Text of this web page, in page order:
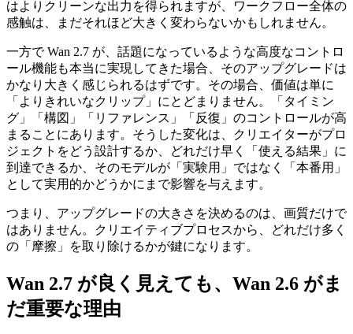
はよりクリーンな出力を得られますが、ワークフロー全体の
感触は、まだそれほど大きく変わらないかもしれません。
一方で Wan 2.7 が、話題になっているような高度なコントロ
ール機能も本当に実現してきた場合、そのアップグレードは
かなり大きく感じられるはずです。その場合、価値は単に
「よりきれいなクリップ」にとどまりません。「タイミン
グ」「構図」「リファレンス」「反復」のコントロールが高
まることにあります。そうした変化は、クリエイターがプロ
ジェクトをどう設計するか、どれだけ早く「使える結果」に
到達できるか、そのモデルが「実験用」ではなく「本番用」
として実用的かどうかにまで影響を与えます。
つまり、アップグレードの大きさを決めるのは、画質だけで
はありません。クリエイティブプロセスから、どれだけ多く
の「摩擦」を取り除けるかが鍵になります。
Wan 2.7 が良く見えても、Wan 2.6 がま
だ重要な理由